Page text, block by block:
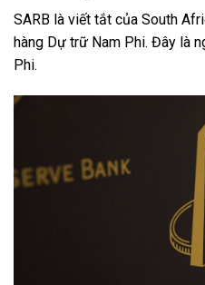
SARB là viết tắt của South
hàng Dự trữ Nam Phi. Đây là
Phi.